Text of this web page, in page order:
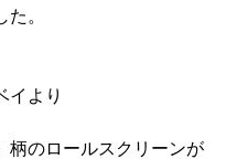
。
イより
柄のロールスクリーンが